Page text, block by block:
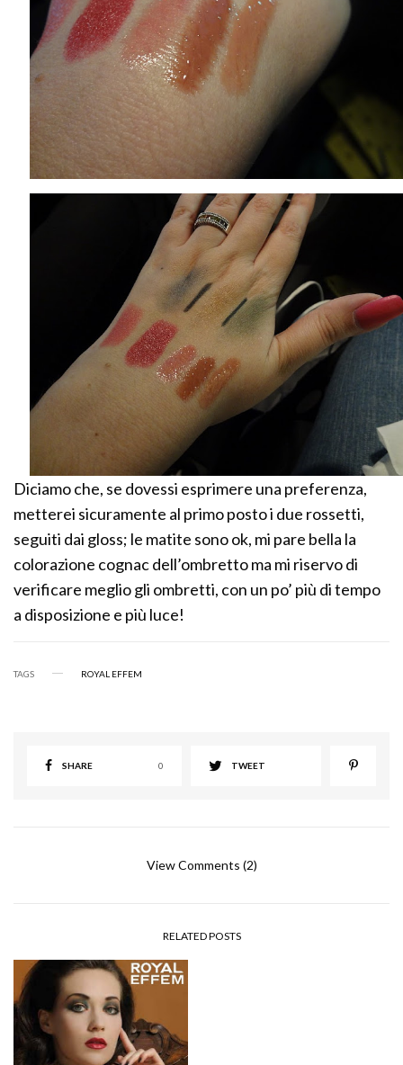
Diciamo che, se dovessi esprimere una preferenza,
metterei sicuramente al primo posto i due rossetti,
seguiti dai gloss; le matite sono ok, mi pare bella la
colorazione cognac dell’ombretto ma mi riservo di
verificare meglio gli ombretti, con un po’ più di tempo
a disposizione e più luce!
TAGS ROYAL EFFEM
SHARE 0 TWEET
View Comments (2)
RELATED POSTS